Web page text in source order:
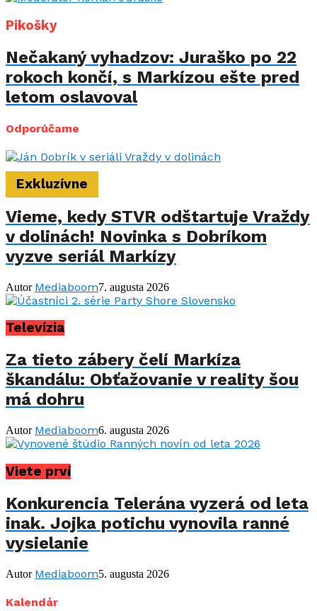
Pikošky
Nečakaný vyhadzov: Juraško po 22
rokoch končí, s Markízou ešte pred
letom oslavoval
Odporúčame
Exkluzívne
Vieme, kedy STVR odštartuje Vraždy
v dolinách! Novinka s Dobríkom
vyzve seriál Markízy
Autor Mediaboom7. augusta 2026
Televízia
Za tieto zábery čelí Markíza
škandálu: Obťažovanie v reality šou
má dohru
Autor Mediaboom6. augusta 2026
Viete prví
Konkurencia Telerána vyzerá od leta
inak. Jojka potichu vynovila ranné
vysielanie
Autor Mediaboom5. augusta 2026
Kalendár